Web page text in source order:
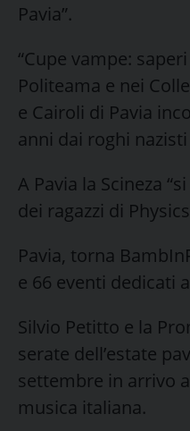
Pavia”.
“Cupe vampe:
Politeama e nei
e Cairoli di Pavia
anni dai roghi
A Pavia la Scineza
dei ragazzi di
Pavia, torna
e 66 eventi dedicati
Silvio Petitto e la
serate dell’estate
settembre in arrivo
musica italiana.